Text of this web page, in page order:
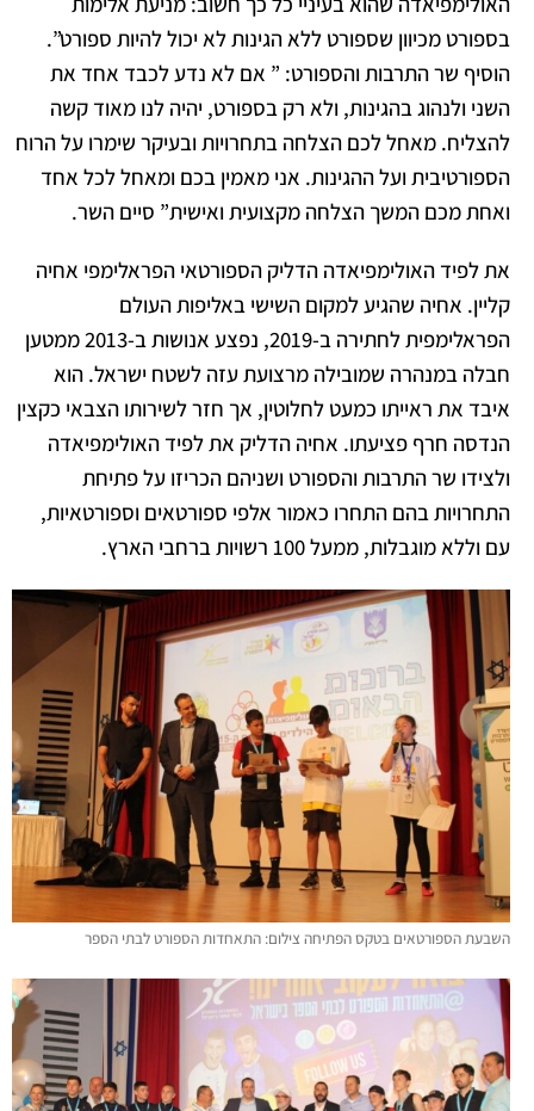
בספורט מכיוון שספורט ללא הגינות לא יכול להיות ספורט”.
הוסיף שר התרבות והספורט: ” אם לא נדע לכבד אחד את
השני ולנהוג בהגינות, ולא רק בספורט, יהיה לנו מאוד קשה
להצליח. מאחל לכם הצלחה בתחרויות ובעיקר שימרו על הרוח
הספורטיבית ועל ההגינות. אני מאמין בכם ומאחל לכל אחד
ואחת מכם המשך הצלחה מקצועית ואישית” סיים השר.
את לפיד האולימפיאדה הדליק הספורטאי הפראלימפי אחיה
קליין. אחיה שהגיע למקום השישי באליפות העולם
הפראלימפית לחתירה ב-2019, נפצע אנושות ב-2013 ממטען
חבלה במנהרה שמובילה מרצועת עזה לשטח ישראל. הוא
איבד את ראייתו כמעט לחלוטין, אך חזר לשירותו הצבאי כקצין
הנדסה חרף פציעתו. אחיה הדליק את לפיד האולימפיאדה
ולצידו שר התרבות והספורט ושניהם הכריזו על פתיחת
התחרויות בהם התחרו כאמור אלפי ספורטאים וספורטאיות,
עם וללא מוגבלות, ממעל 100 רשויות ברחבי הארץ.
השבעת הספורטאים בטקס הפתיחה צילום: התאחדות הספורט לבתי הספר